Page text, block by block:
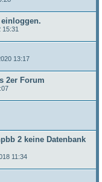
15:31
13:17
2er Forum
2 keine Datenbank
11:34